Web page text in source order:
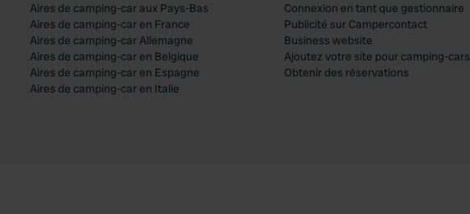
Aires de camping-car aux Pays-Bas
Aires de camping-car en France
Aires de camping-car Allemagne
Aires de camping-car en Belgique
Aires de camping-car en Espagne
Aires de camping-car en Italie
Connexion en tant que gestionnaire
Publicité sur Campercontact
Business website
Ajoutez votre site pour camping-cars
Obtenir des réservations